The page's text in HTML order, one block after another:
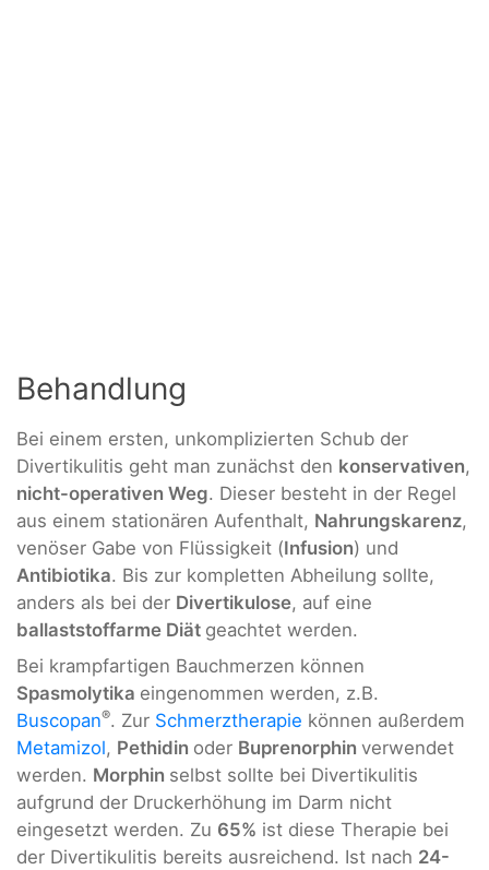
Behandlung
Bei einem ersten, unkomplizierten Schub der
Divertikulitis geht man zunächst den konservativen,
nicht-operativen Weg. Dieser besteht in der Regel
aus einem stationären Aufenthalt, Nahrungskarenz,
venöser Gabe von Flüssigkeit (Infusion) und
Antibiotika. Bis zur kompletten Abheilung sollte,
anders als bei der Divertikulose, auf eine
ballaststoffarme Diät geachtet werden.
Bei krampfartigen Bauchmerzen können
Spasmolytika eingenommen werden, z.B.
Buscopan®. Zur Schmerztherapie können außerdem
Metamizol, Pethidin oder Buprenorphin verwendet
werden. Morphin selbst sollte bei Divertikulitis
aufgrund der Druckerhöhung im Darm nicht
eingesetzt werden. Zu 65% ist diese Therapie bei
der Divertikulitis bereits ausreichend. Ist nach 24-